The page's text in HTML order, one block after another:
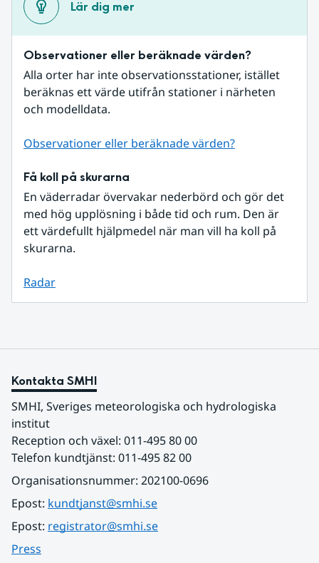
Lär dig mer
Observationer eller beräknade värden?
Alla orter har inte observationsstationer, istället
beräknas ett värde utifrån stationer i närheten
och modelldata.
Observationer eller beräknade värden?
Få koll på skurarna
En väderradar övervakar nederbörd och gör det
med hög upplösning i både tid och rum. Den är
ett värdefullt hjälpmedel när man vill ha koll på
skurarna.
Radar
Kontakta SMHI
SMHI, Sveriges meteorologiska och hydrologiska
institut
Reception och växel: 011-495 80 00
Telefon kundtjänst: 011-495 82 00
Organisationsnummer: 202100-0696
Epost: kundtjanst@smhi.se
Epost: registrator@smhi.se
Press